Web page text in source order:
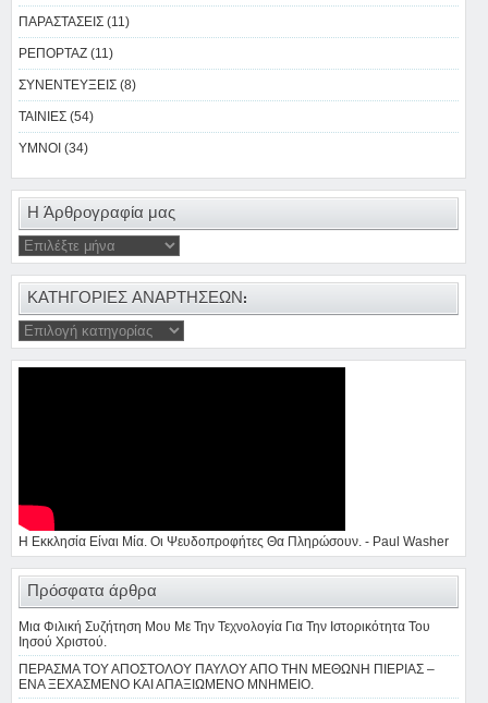
ΠΑΡΑΣΤΑΣΕΙΣ (11)
ΡΕΠΟΡΤΑΖ (11)
ΣΥΝΕΝΤΕΥΞΕΙΣ (8)
ΤΑΙΝΙΕΣ (54)
ΥΜΝΟΙ (34)
Η Άρθρογραφία μας
ΚΑΤΗΓΟΡΙΕΣ ΑΝΑΡΤΗΣΕΩΝ:
Η Εκκλησία Είναι Μία. Οι Ψευδοπροφήτες Θα Πληρώσουν. - Paul Washer
Πρόσφατα άρθρα
Μια Φιλική Συζήτηση Μου Με Την Τεχνολογία Για Την Ιστορικότητα Του
Ιησού Χριστού.
ΠΕΡΑΣΜΑ ΤΟΥ ΑΠΟΣΤΟΛΟΥ ΠΑΥΛΟΥ ΑΠΟ ΤΗΝ ΜΕΘΩΝΗ ΠΙΕΡΙΑΣ –
ΕΝΑ ΞΕΧΑΣΜΕΝΟ ΚΑΙ ΑΠΑΞΙΩΜΕΝΟ ΜΝΗΜΕΙΟ.